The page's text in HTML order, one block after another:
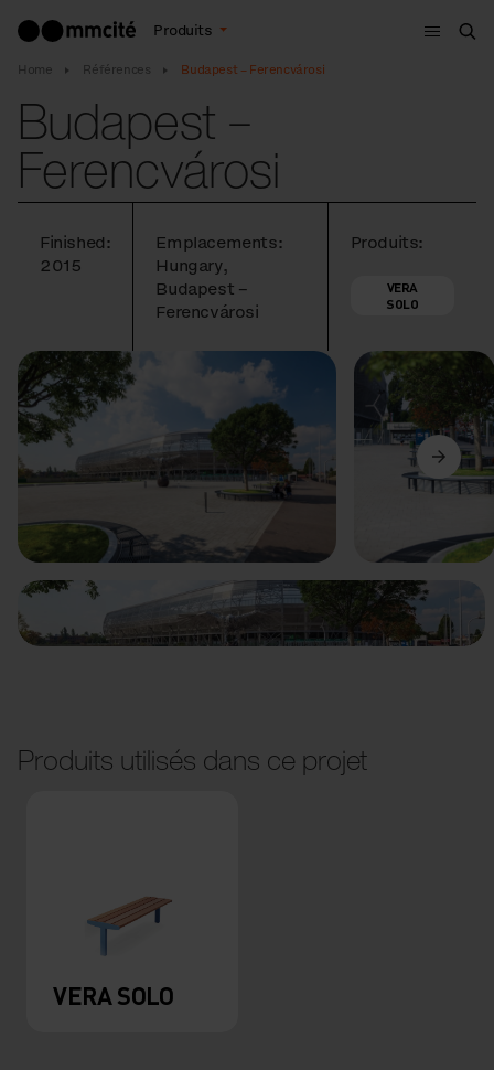
Produits
Menu
Home Références Budapest – Ferencvárosi
Budapest –
Ferencvárosi
Finished:
2015
Emplacements:
Hungary,
Budapest –
Ferencvárosi
Produits:
VERA
SOLO
Précédent
Produits utilisés dans ce projet
VERA SOLO